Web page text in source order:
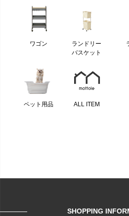
ワゴン
ランドリー
バスケット
ペット用品 ALL ITEM
SHOPPING